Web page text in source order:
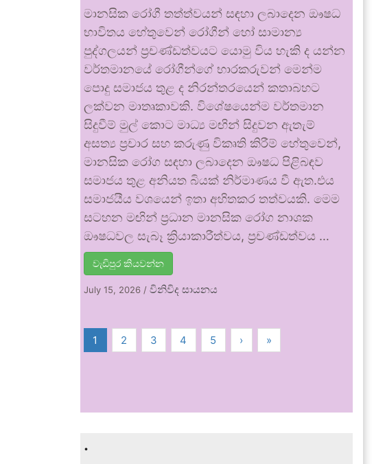
මානසික රෝගී තත්ත්වයන් සඳහා ලබාදෙන ඖෂධ
භාවිතය හේතුවෙන් රෝගීන් හෝ සාමාන්‍ය
පුද්ගලයන් ප්‍රචණ්ඩත්වයට යොමු විය හැකි ද යන්න
වර්තමානයේ රෝගීන්ගේ භාරකරුවන් මෙන්ම
පොදු සමාජය තුළ ද නිරන්තරයෙන් කතාබහට
ලක්වන මාතෘකාවකි. විශේෂයෙන්ම වර්තමාන
සිදුවීම් මුල් කොට මාධ්‍ය මඟින් සිදුවන ඇතැම්
අසත්‍ය ප්‍රචාර සහ කරුණු විකෘති කිරීම් හේතුවෙන්,
මානසික රෝග සඳහා ලබාදෙන ඖෂධ පිළිබඳව
සමාජය තුළ අනියත බියක් නිර්මාණය වී ඇත.එය
සමාජයීය වශයෙන් ඉතා අහිතකර තත්වයකි. මෙම
සටහන මඟින් ප්‍රධාන මානසික රෝග නාශක
ඖෂධවල සැබෑ ක්‍රියාකාරීත්වය, ප්‍රචණ්ඩත්වය …
වැඩිපුර කියවන්න
July 15, 2026 /විනිවිද සායනය
1 2 3 4 5 › »
.